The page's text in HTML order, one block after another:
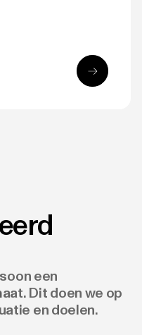
een
Dit doen we op
en doelen.